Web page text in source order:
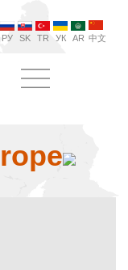
РУ SK TR УК AR 中文